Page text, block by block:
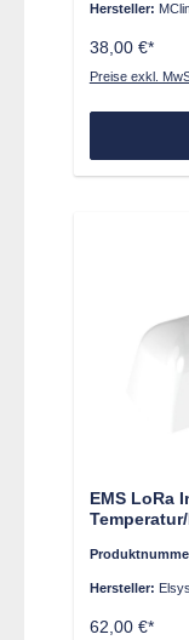
Hersteller:
38,00 €*
Preise exkl.
EMS LoRa
Hersteller: Elsys
62,00 €*